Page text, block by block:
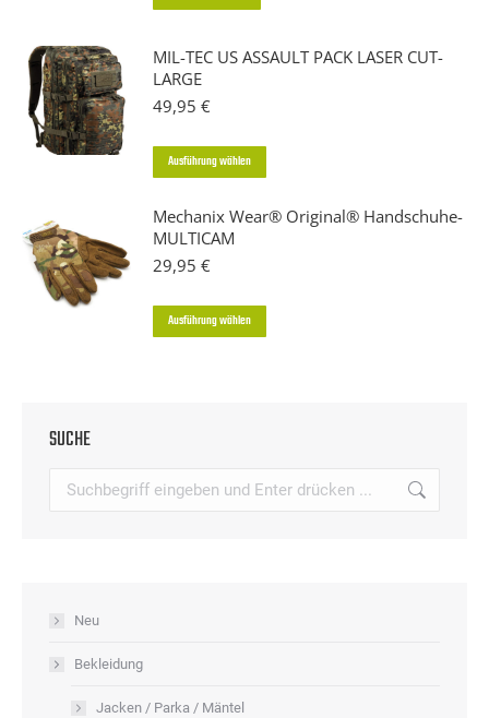
MIL-TEC US ASSAULT PACK LASER CUT-
LARGE
49,95 €
Ausführung wählen
weist
auf.
Die
Produktseite
Mechanix Wear® Original® Handschuhe-
MULTICAM
29,95 €
Ausführung wählen
Die
SUCHE
Neu
Bekleidung
Jacken / Parka / Mäntel